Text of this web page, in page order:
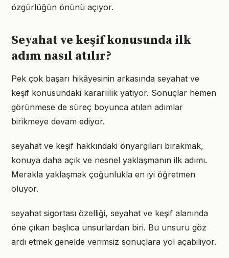
özgürlüğün önünü açıyor.
Seyahat ve keşif konusunda ilk
adım nasıl atılır?
Pek çok başarı hikâyesinin arkasında seyahat ve
keşif konusundaki kararlılık yatıyor. Sonuçlar hemen
görünmese de süreç boyunca atılan adımlar
birikmeye devam ediyor.
seyahat ve keşif hakkındaki önyargıları bırakmak,
konuya daha açık ve nesnel yaklaşmanın ilk adımı.
Merakla yaklaşmak çoğunlukla en iyi öğretmen
oluyor.
seyahat sigortası özelliği, seyahat ve keşif alanında
öne çıkan başlıca unsurlardan biri. Bu unsuru göz
ardı etmek genelde verimsiz sonuçlara yol açabiliyor.